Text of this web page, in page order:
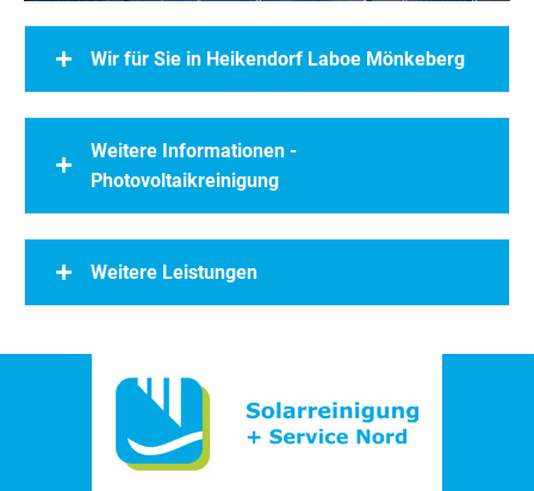
Wir für Sie in Heikendorf Laboe Mönkeberg
Weitere Informationen -
Photovoltaikreinigung
Weitere Leistungen